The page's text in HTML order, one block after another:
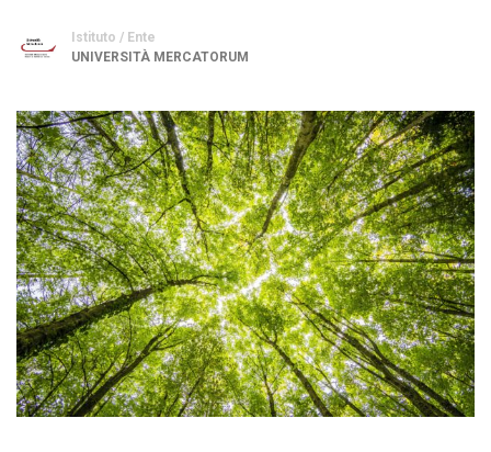
Istituto / Ente
UNIVERSITÀ MERCATORUM